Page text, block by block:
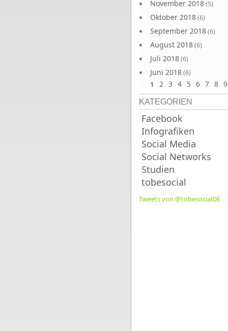
November 2018(5)
Oktober 2018(6)
September 2018(6)
August 2018(6)
Juli 2018(6)
Juni 2018(6)
1 2 3 4 5 6 7 8 9
KATEGORIEN
Facebook
Infografiken
Social Media
Social Networks
Studien
tobesocial
Tweets von @tobesocialDE